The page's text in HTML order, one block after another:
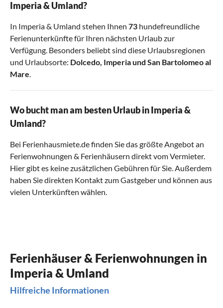
Imperia & Umland?
In Imperia & Umland stehen Ihnen 73 hundefreundliche
Ferienunterkünfte für Ihren nächsten Urlaub zur
Verfügung. Besonders beliebt sind diese Urlaubsregionen
und Urlaubsorte: Dolcedo, Imperiaund San Bartolomeo al
Mare.
Wo bucht man am besten Urlaub in Imperia &
Umland?
Bei Ferienhausmiete.de finden Sie das größte Angebot an
Ferienwohnungen & Ferienhäusern direkt vom Vermieter.
Hier gibt es keine zusätzlichen Gebühren für Sie. Außerdem
haben Sie direkten Kontakt zum Gastgeber und können aus
vielen Unterkünften wählen.
Ferienhäuser & Ferienwohnungen in
Imperia & Umland
Hilfreiche Informationen